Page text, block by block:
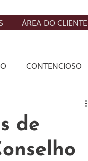
ÁREA DO CLIENTE
CONTENCIOSO
SEGUROS E FINANCEIRO
de